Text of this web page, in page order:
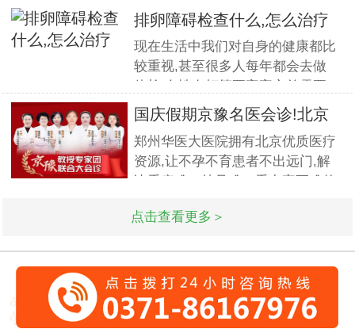
篇.对宫、腹腔镜等微创高科技技
术诊治子宫腺肌症、石女、子宫肌
瘤、女性不孕等妇科疑难杂症有一
套成熟完整的方案,深得患者好评!
排卵障碍检查什么,怎么治疗
现在生活中我们对自身的健康都比
较重视,甚至很多人每年都会去做
到医院做孕前检查,这样才能更好
的保证怀孕的诊疗率.有患者想了
解排卵障碍检查什么?怎么治疗?我
们来一起了解下. 排卵障碍检查什
国庆假期京豫名医会诊!北京
不孕
郑州华医大医院拥有北京优质医疗
资源,让不孕不育患者不出远门,解
决看病难、挂号难、看专家更难的
北京专家将与郑州华医大医院名医
生
点击查看更多＞